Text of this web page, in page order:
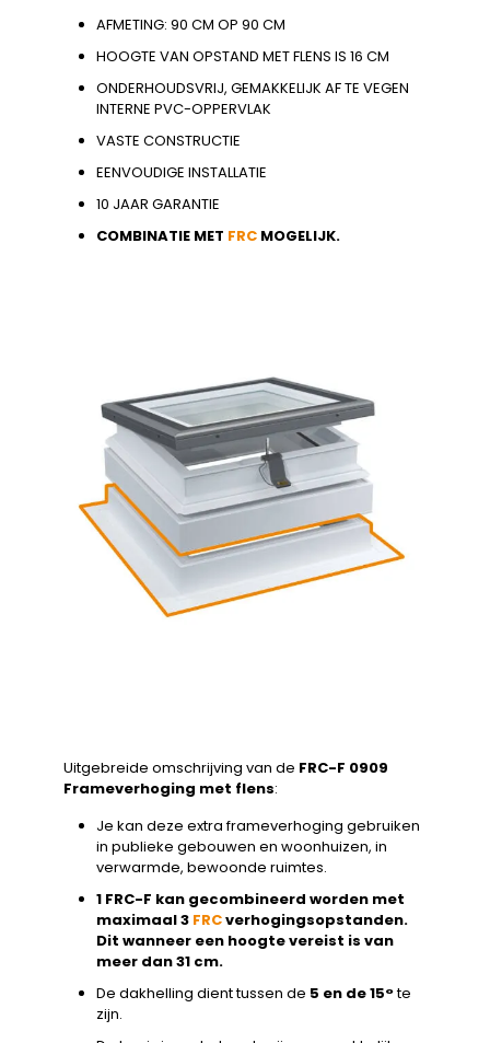
AFMETING: 90 CM OP 90 CM
HOOGTE VAN OPSTAND MET FLENS IS 16 CM
ONDERHOUDSVRIJ, GEMAKKELIJK AF TE VEGEN
INTERNE PVC-OPPERVLAK
VASTE CONSTRUCTIE
EENVOUDIGE INSTALLATIE
10 JAAR GARANTIE
COMBINATIE MET FRC MOGELIJK.
Uitgebreide omschrijving van de FRC-F 0909
Frameverhoging met flens:
Je kan deze extra frameverhoging gebruiken
in publieke gebouwen en woonhuizen, in
verwarmde, bewoonde ruimtes.
1 FRC-F kan gecombineerd worden met
maximaal 3 FRCverhogingsopstanden.
Dit wanneer een hoogte vereist is van
meer dan 31 cm.
De dakhelling dient tussen de 5 en de 15°te
zijn.